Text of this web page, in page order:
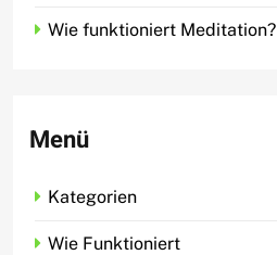
Wie funktioniert Meditation?
Menü
Kategorien
Wie Funktioniert